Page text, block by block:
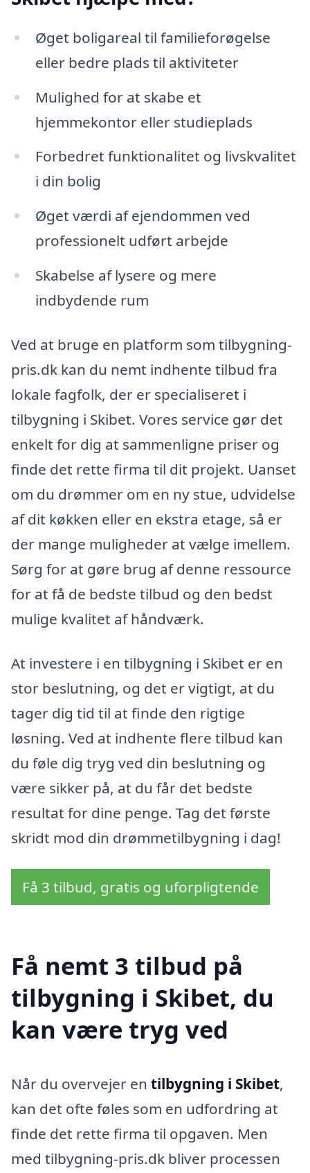
Øget boligareal til familieforøgelse
eller bedre plads til aktiviteter
Mulighed for at skabe et
hjemmekontor eller studieplads
Forbedret funktionalitet og livskvalitet
i din bolig
Øget værdi af ejendommen ved
professionelt udført arbejde
Skabelse af lysere og mere
indbydende rum
Ved at bruge en platform som tilbygning-
pris.dk kan du nemt indhente tilbud fra
lokale fagfolk, der er specialiseret i
tilbygning i Skibet. Vores service gør det
enkelt for dig at sammenligne priser og
finde det rette firma til dit projekt. Uanset
om du drømmer om en ny stue, udvidelse
af dit køkken eller en ekstra etage, så er
der mange muligheder at vælge imellem.
Sørg for at gøre brug af denne ressource
for at få de bedste tilbud og den bedst
mulige kvalitet af håndværk.
At investere i en tilbygning i Skibet er en
stor beslutning, og det er vigtigt, at du
tager dig tid til at finde den rigtige
løsning. Ved at indhente flere tilbud kan
du føle dig tryg ved din beslutning og
være sikker på, at du får det bedste
resultat for dine penge. Tag det første
skridt mod din drømmetilbygning i dag!
Få 3 tilbud, gratis og uforpligtende
Få nemt 3 tilbud på
tilbygning i Skibet, du
kan være tryg ved
Når du overvejer en tilbygning i Skibet,
kan det ofte føles som en udfordring at
finde det rette firma til opgaven. Men
med tilbygning-pris.dk bliver processen